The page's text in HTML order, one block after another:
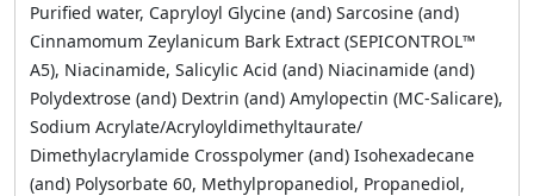
Purified water, Capryloyl Glycine (and) Sarcosine (and)
Cinnamomum Zeylanicum Bark Extract (SEPICONTROL™
A5), Niacinamide, Salicylic Acid (and) Niacinamide (and)
Polydextrose (and) Dextrin (and) Amylopectin (MC-Salicare),
Sodium Acrylate/Acryloyldimethyltaurate/
Dimethylacrylamide Crosspolymer (and) Isohexadecane
(and) Polysorbate 60, Methylpropanediol, Propanediol,